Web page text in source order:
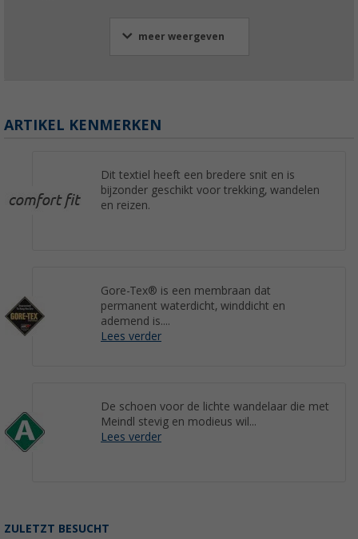
meer weergeven
ARTIKEL KENMERKEN
Dit textiel heeft een bredere snit en is
bijzonder geschikt voor trekking, wandelen
en reizen.
Gore-Tex® is een membraan dat
permanent waterdicht, winddicht en
ademend is....
Lees verder
De schoen voor de lichte wandelaar die met
Meindl stevig en modieus wil...
Lees verder
ZULETZT BESUCHT